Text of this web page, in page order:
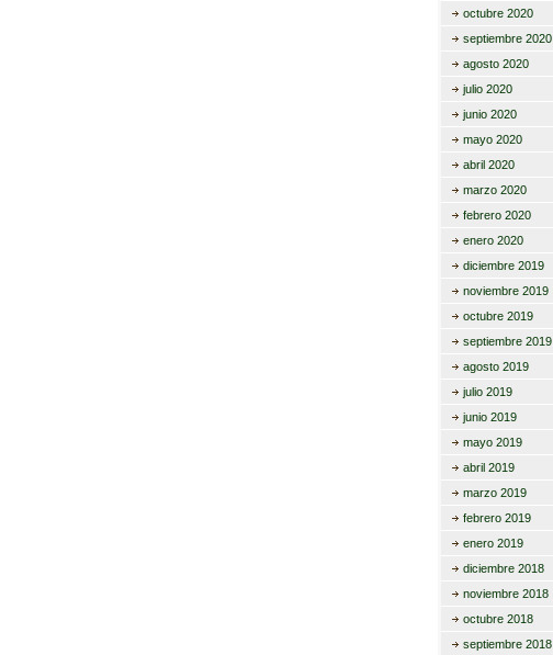
octubre 2020
septiembre 2020
agosto 2020
julio 2020
junio 2020
mayo 2020
abril 2020
marzo 2020
febrero 2020
enero 2020
diciembre 2019
noviembre 2019
octubre 2019
septiembre 2019
agosto 2019
julio 2019
junio 2019
mayo 2019
abril 2019
marzo 2019
febrero 2019
enero 2019
diciembre 2018
noviembre 2018
octubre 2018
septiembre 2018